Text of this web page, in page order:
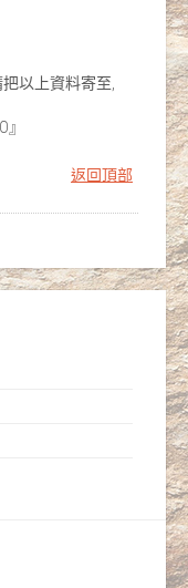
以上資料寄至,
返回頂部